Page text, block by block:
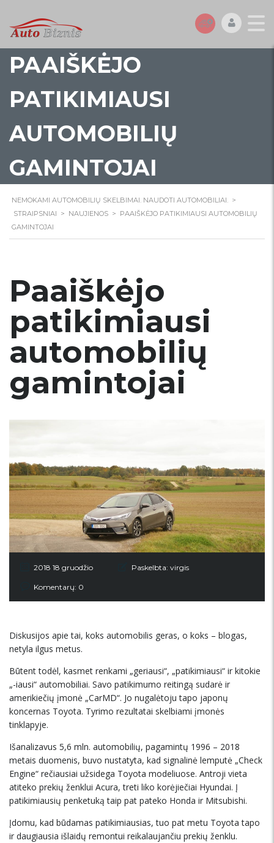
PAAIŠKĖJO
PATIKIMIAUSI
AUTOMOBILIŲ
GAMINTOJAI
NEMOKAMI AUTOMOBILIŲ SKELBIMAI. NAUDOTI AUTOMOBILIAI. >
STRAIPSNIAI > NAUJIENOS > PAAIŠKĖJO PATIKIMIAUSI AUTOMOBILIŲ
GAMINTOJAI
Paaiškėjo
patikimiausi
automobilių
gamintojai
2018 18 gruodžio Paskelbta: virgis
Komentarų: 0
Diskusijos apie tai, koks automobilis geras, o koks – blogas,
netyla ilgus metus.
Būtent todėl, kasmet renkami „geriausi“, „patikimiausi“ ir kitokie
„-iausi“ automobiliai. Savo patikimumo reitingą sudarė ir
amerikiečių įmonė „CarMD“. Jo nugalėtoju tapo japonų
koncernas Toyota. Tyrimo rezultatai skelbiami įmonės
tinklapyje.
Išanalizavus 5,6 mln. automobilių, pagamintų 1996 – 2018
metais duomenis, buvo nustatyta, kad signalinė lemputė „Check
Engine“ rečiausiai užsidega Toyota modeliuose. Antroji vieta
atiteko prekių ženklui Acura, treti liko korėjiečiai Hyundai. Į
patikimiausių penketuką taip pat pateko Honda ir Mitsubishi.
Įdomu, kad būdamas patikimiausias, tuo pat metu Toyota tapo
ir daugiausia išlaidų remontui reikalaujančiu prekių ženklu.